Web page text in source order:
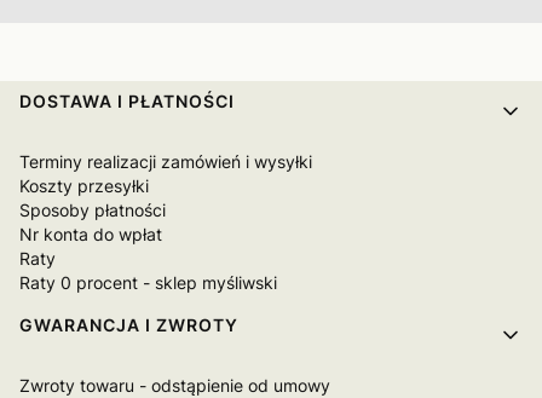
Linki w stopce
DOSTAWA I PŁATNOŚCI
Terminy realizacji zamówień i wysyłki
Koszty przesyłki
Sposoby płatności
Nr konta do wpłat
Raty
Raty 0 procent - sklep myśliwski
GWARANCJA I ZWROTY
Zwroty towaru - odstąpienie od umowy